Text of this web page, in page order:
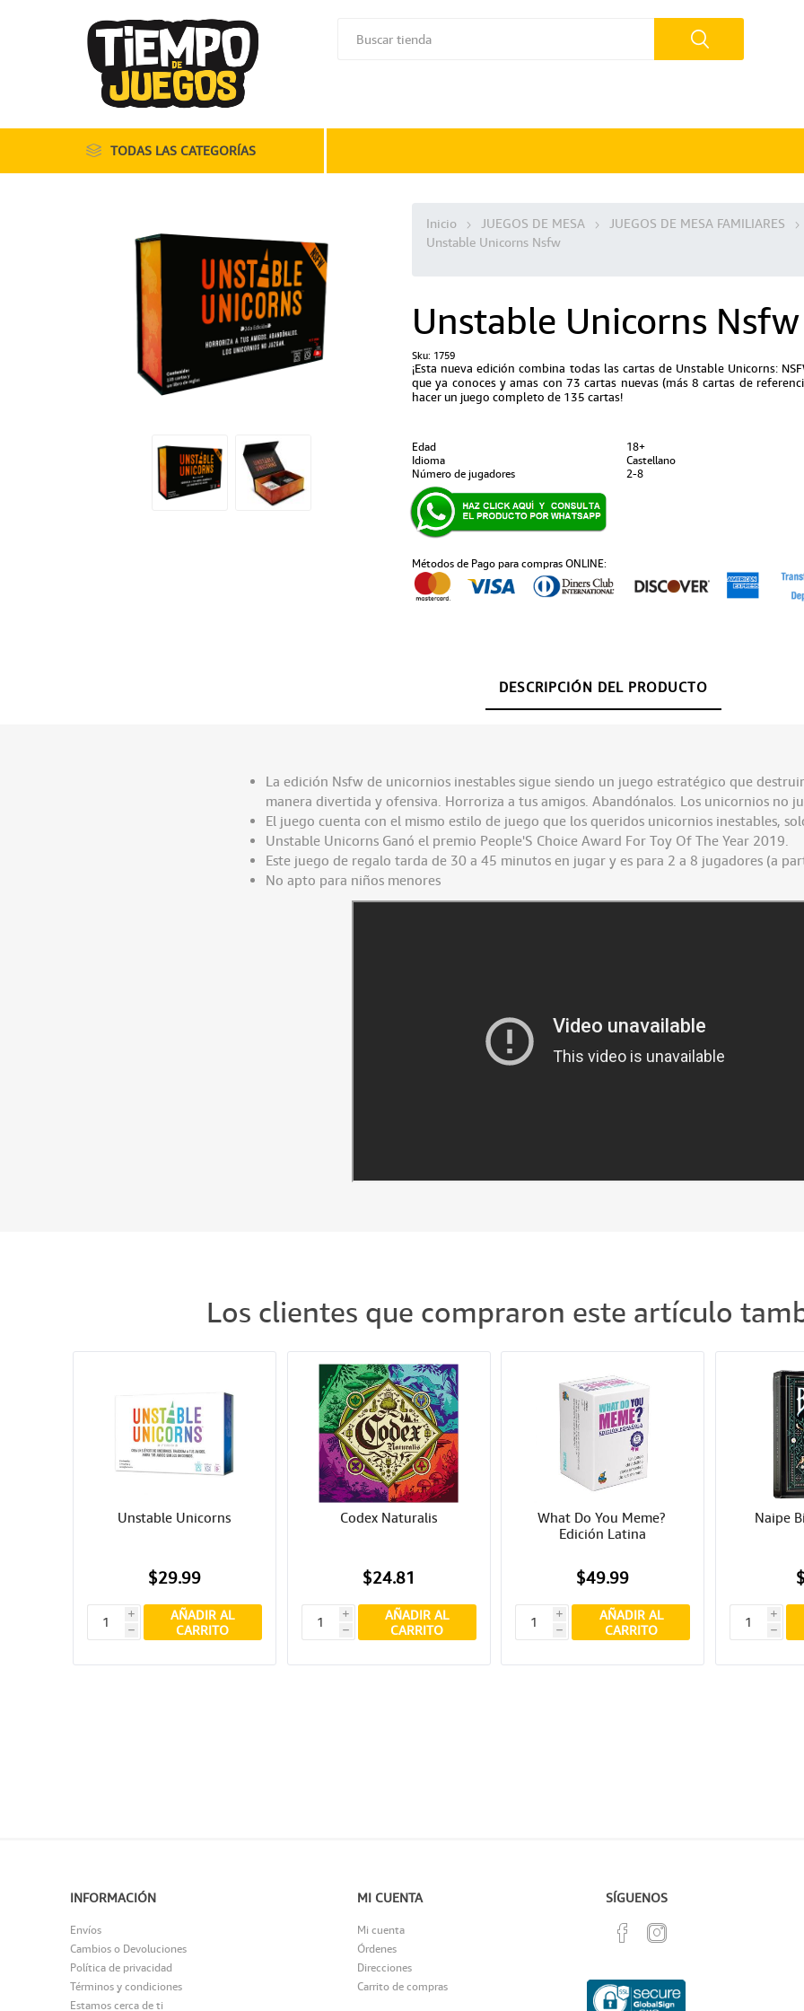
TODAS LAS CATEGORÍAS
Inicio JUEGOS DE MESA
JUEGOS DE MESA FAMILIARES
Unstable Unicorns Nsfw
Unstable Unicorns Nsfw
Sku: 1759
¡Esta nueva edición combina todas las cartas de Unstable Unicorns:
que ya conoces y amas con 73 cartas nuevas (más 8 cartas de
hacer un juego completo de 135 cartas!
Edad
18+
Idioma
Castellano
Número de jugadores
2-8
Métodos de Pago para compras ONLINE:
DESCRIPCIÓN DEL PRODUCTO
La edición Nsfw de unicornios inestables sigue siendo un juego estratégico que
manera divertida y ofensiva. Horroriza a tus amigos. Abandónalos. Los unicornios no
El juego cuenta con el mismo estilo de juego que los queridos unicornios inestables,
Unstable Unicorns Ganó el premio People'S Choice Award For Toy Of The Year 2019.
Este juego de regalo tarda de 30 a 45 minutos en jugar y es para 2 a 8 jugadores (a
No apto para niños menores
Los clientes que compraron este artículo
Unstable Unicorns
$29.99
i
h
AÑADIR AL
CARRITO
Codex Naturalis
$24.81
i
h
AÑADIR AL
CARRITO
What Do You Meme?
Edición Latina
$49.99
i
h
AÑADIR AL
CARRITO
Naipe
i
h
INFORMACIÓN
Envíos
Cambios o Devoluciones
Política de privacidad
Términos y condiciones
Estamos cerca de ti
MI CUENTA
Mi cuenta
Órdenes
Direcciones
Carrito de compras
SÍGUENOS